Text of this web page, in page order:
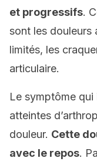
et progressifs.
sont les douleurs
limités, les
articulaire.
Le symptôme qui
atteintes
douleur. Cette
avec le repos.